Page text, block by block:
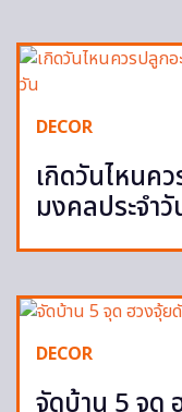
DECOR
เกิดวันไหนค
มงคลประจำ
DECOR
จัดบ้าน 5 จุด